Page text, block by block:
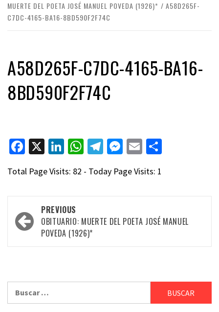
MUERTE DEL POETA JOSÉ MANUEL POVEDA (1926)*
A58D265F-
C7DC-4165-BA16-8BD590F2F74C
A58D265F-C7DC-4165-BA16-
8BD590F2F74C
Facebook
X LinkedIn
WhatsApp
Telegram
Messenger
Email
Total Page Visits: 82 - Today Page Visits: 1
Post
navigation
PREVIOUS
OBITUARIO: MUERTE DEL POETA JOSÉ MANUEL
POVEDA (1926)*